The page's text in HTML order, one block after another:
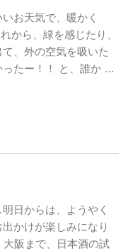
お天気で、暖かく
から、緑を感じたり、
、外の空気を吸いた
ったー！！ と、誰か …
日からは、ようやく
かけが楽しみになり
阪まで、日本酒の試